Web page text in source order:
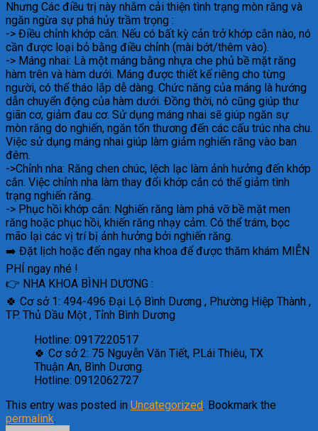
Nhưng Các điều trị này nhằm cải thiện tình trạng mòn răng và
ngăn ngừa sự phá hủy trầm trọng :
-> Điều chỉnh khớp cắn: Nếu có bất kỳ cản trở khớp cắn nào, nó
cần được loại bỏ bằng điều chỉnh (mài bớt/thêm vào).
-> Máng nhai: Là một máng bằng nhựa che phủ bề mặt răng
hàm trên và hàm dưới. Máng được thiết kế riêng cho từng
người, có thể tháo lắp dễ dàng. Chức năng của máng là hướng
dẫn chuyển động của hàm dưới. Đồng thời, nó cũng giúp thư
giãn cơ, giảm đau cơ. Sử dụng máng nhai sẽ giúp ngăn sự
mòn răng do nghiến, ngăn tổn thương đến các cấu trúc nha chu.
Việc sử dụng máng nhai giúp làm giảm nghiến răng vào ban
đêm.
->Chỉnh nha: Răng chen chúc, lệch lạc làm ảnh hưởng đến khớp
cắn. Việc chỉnh nha làm thay đổi khớp cắn có thể giảm tình
trạng nghiến răng.
-> Phục hồi khớp cắn: Nghiến răng làm phá vỡ bề mặt men
răng hoặc phục hồi, khiến răng nhạy cảm. Có thể trám, bọc
mão lại các vị trí bị ảnh hưởng bởi nghiến răng.
➡️ Đặt lịch hoặc đến ngay nha khoa để được thăm khám MIỄN
PHÍ ngay nhé !
👉 NHA KHOA BÌNH DƯƠNG :
🍀 Cơ sở 1: 494-496 Đại Lộ Bình Dương , Phường Hiệp Thành ,
TP. Thủ Dầu Một , Tỉnh Bình Dương
Hotline: 0917220517
🍀 Cơ sở 2: 75 Nguyễn Văn Tiết, P.Lái Thiêu, TX
Thuận An, Bình Dương.
Hotline: 0912062727
This entry was posted in Uncategorized. Bookmark the
permalink.